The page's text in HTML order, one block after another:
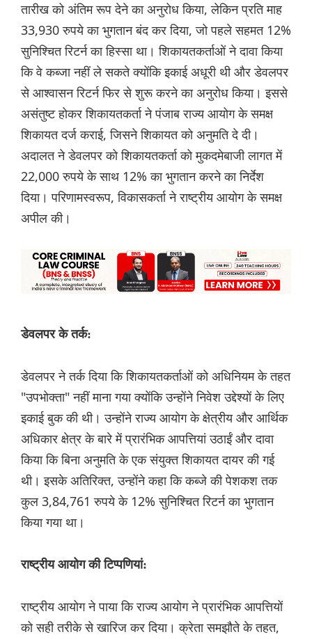
तारीख को अंतिम रूप देने का अनुरोध किया, लेकिन प्रति माह
33,930 रुपये का भुगतान बंद कर दिया, जो पहले सहमत 12%
सुनिश्चित रिटर्न का हिस्सा था। शिकायतकर्ताओं ने दावा किया
कि वे कब्जा नहीं ले सकते क्योंकि इकाई अधूरी थी और डेवलपर
से आश्वासन रिटर्न फिर से शुरू करने का अनुरोध किया। इससे
असंतुष्ट होकर शिकायतकर्ता ने पंजाब राज्य आयोग के समक्ष
शिकायत दर्ज कराई, जिसने शिकायत को अनुमति दे दी।
अदालत ने डेवलपर को शिकायतकर्ता को मुकदमेबाजी लागत में
22,000 रुपये के साथ 12% का भुगतान करने का निर्देश
दिया। परिणामस्वरूप, विकासकर्ता ने राष्ट्रीय आयोग के समक्ष
अपील की।
डेवलपर के तर्क:
डेवलपर ने तर्क दिया कि शिकायतकर्ताओं को अधिनियम के तहत
"उपभोक्ता" नहीं माना गया क्योंकि उन्होंने निवेश उद्देश्यों के लिए
इकाई बुक की थी। उन्होंने राज्य आयोग के क्षेत्रीय और आर्थिक
अधिकार क्षेत्र के बारे में प्रारंभिक आपत्तियां उठाईं और दावा
किया कि बिना अनुमति के एक संयुक्त शिकायत दायर की गई
थी। इसके अतिरिक्त, उन्होंने कहा कि कब्जे की पेशकश तक
कुल 3,84,761 रुपये के 12% सुनिश्चित रिटर्न का भुगतान
किया गया था।
राष्ट्रीय आयोग की टिप्पणियां:
राष्ट्रीय आयोग ने पाया कि राज्य आयोग ने प्रारंभिक आपत्तियों
को सही तरीके से खारिज कर दिया। क्रेता समझौते के तहत,